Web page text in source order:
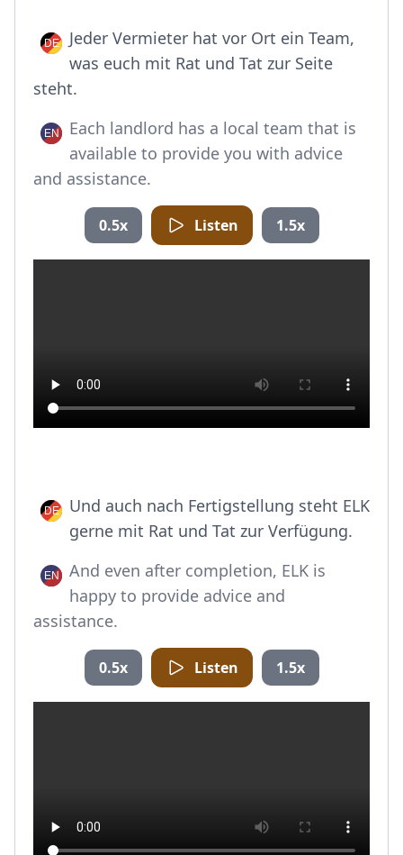
Jeder Vermieter hat vor Ort ein Team,
was euch mit Rat und Tat zur Seite
steht.
Each landlord has a local team that is
available to provide you with advice
and assistance.
0.5x Listen 1.5x
Und auch nach Fertigstellung steht ELK
gerne mit Rat und Tat zur Verfügung.
And even after completion, ELK is
happy to provide advice and
assistance.
0.5x Listen 1.5x